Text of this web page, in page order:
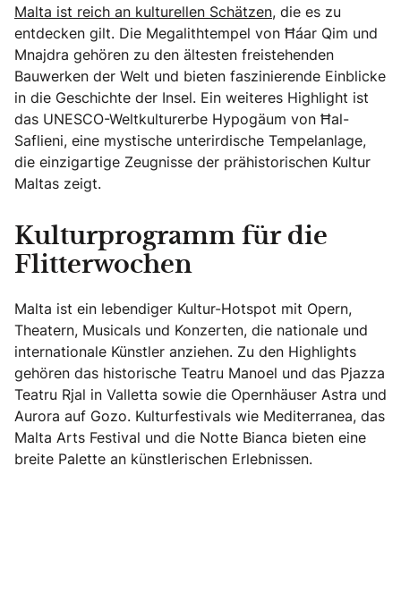
Malta ist reich an kulturellen Schätzen, die es zu
entdecken gilt. Die Megalithtempel von Ħaġar Qim und
Mnajdra gehören zu den ältesten freistehenden
Bauwerken der Welt und bieten faszinierende Einblicke
in die Geschichte der Insel. Ein weiteres Highlight ist
das UNESCO-Weltkulturerbe Hypogäum von Ħal-
Saflieni, eine mystische unterirdische Tempelanlage,
die einzigartige Zeugnisse der prähistorischen Kultur
Maltas zeigt.
Kulturprogramm für die
Flitterwochen
Malta ist ein lebendiger Kultur-Hotspot mit Opern,
Theatern, Musicals und Konzerten, die nationale und
internationale Künstler anziehen. Zu den Highlights
gehören das historische Teatru Manoel und das Pjazza
Teatru Rjal in Valletta sowie die Opernhäuser Astra und
Aurora auf Gozo. Kulturfestivals wie Mediterranea, das
Malta Arts Festival und die Notte Bianca bieten eine
breite Palette an künstlerischen Erlebnissen.